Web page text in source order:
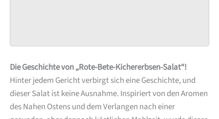
Die Geschichte von „Rote-Bete-Kichererbsen-Salat“!
Hinter jedem Gericht verbirgt sich eine Geschichte, und
dieser Salat ist keine Ausnahme. Inspiriert von den Aromen
des Nahen Ostens und dem Verlangen nach einer